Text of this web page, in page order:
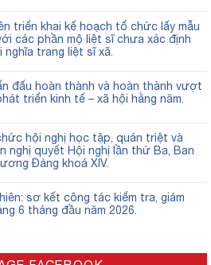
triển khai kế hoạch tổ chức lấy mẫu
các phần mộ liệt sĩ chưa xác định
trang liệt sĩ xã.
đấu hoàn thành và hoàn thành vượt
triển kinh tế – xã hội hằng năm.
hội nghị học tập, quán triệt và
nghị quyết Hội nghị lần thứ Ba, Ban
Đảng khoá XIV.
sơ kết công tác kiểm tra, giám
6 tháng đầu năm 2026.